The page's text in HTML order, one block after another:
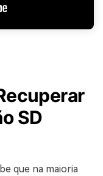
SD
que na maioria